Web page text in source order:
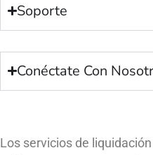
Soporte
Conéctate Con
Los servicios de